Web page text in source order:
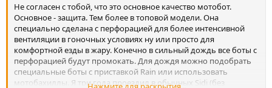
Не согласен с тобой, что это основное качество мотобот.
Основное - защита. Тем более в топовой модели. Она
специально сделана с перфорацией для более интенсивной
вентиляции в гоночных условиях ну или просто для
комфортной езды в жару. Конечно в сильный дождь все боты с
перфорацией будут промокать. Для дождя можно подобрать
специальные боты с приставкой Rain или использовать
мотобахиллы. Я три года проездил в обычных Sidi (без